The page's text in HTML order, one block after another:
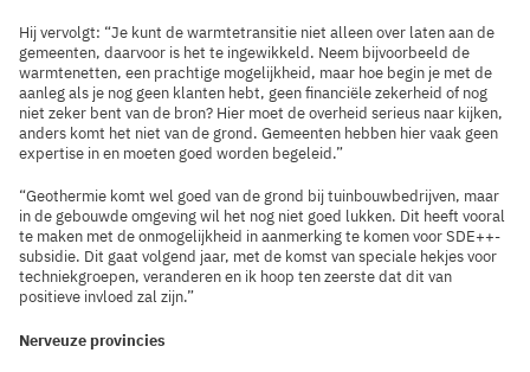
Hij vervolgt: “Je kunt de warmtetransitie niet alleen over laten aan de
gemeenten, daarvoor is het te ingewikkeld. Neem bijvoorbeeld de
warmtenetten, een prachtige mogelijkheid, maar hoe begin je met de
aanleg als je nog geen klanten hebt, geen financiële zekerheid of nog
niet zeker bent van de bron? Hier moet de overheid serieus naar kijken,
anders komt het niet van de grond. Gemeenten hebben hier vaak geen
expertise in en moeten goed worden begeleid.”
“Geothermie komt wel goed van de grond bij tuinbouwbedrijven, maar
in de gebouwde omgeving wil het nog niet goed lukken. Dit heeft vooral
te maken met de onmogelijkheid in aanmerking te komen voor SDE++-
subsidie. Dit gaat volgend jaar, met de komst van speciale hekjes voor
techniekgroepen, veranderen en ik hoop ten zeerste dat dit van
positieve invloed zal zijn.”
Nerveuze provincies